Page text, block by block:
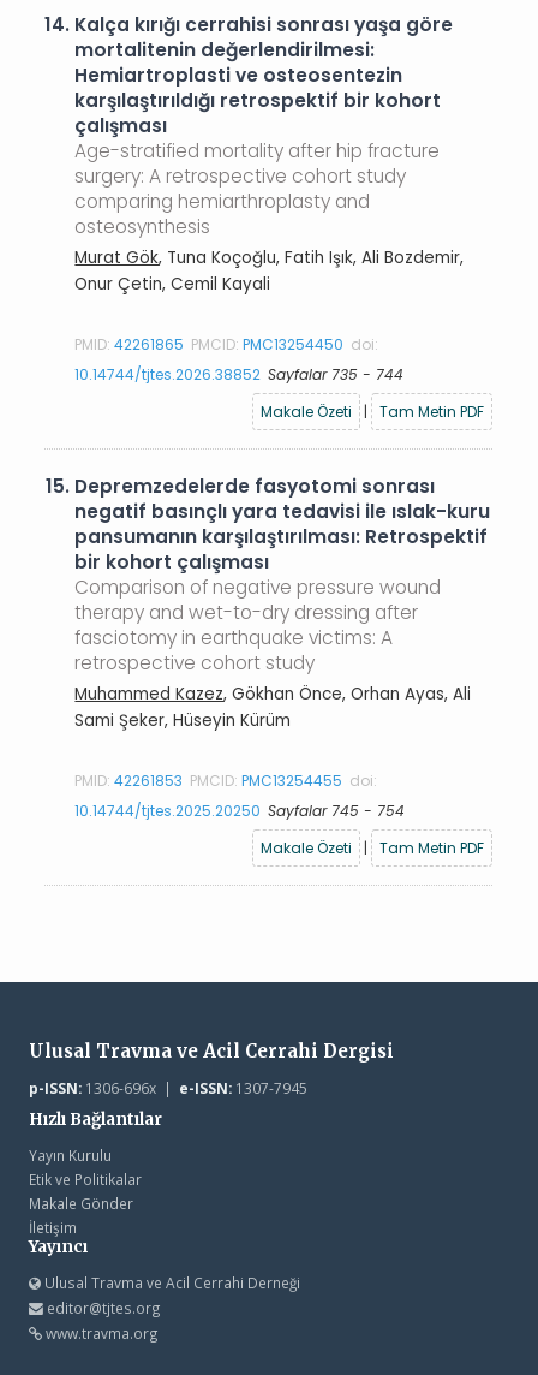
14. Kalça kırığı cerrahisi sonrası yaşa göre
mortalitenin değerlendirilmesi:
Hemiartroplasti ve osteosentezin
karşılaştırıldığı retrospektif bir kohort
çalışması
Age-stratified mortality after hip fracture
surgery: A retrospective cohort study
comparing hemiarthroplasty and
osteosynthesis
Murat Gök, Tuna Koçoğlu, Fatih Işık, Ali Bozdemir,
Onur Çetin, Cemil Kayali
PMID:42261865 PMCID:PMC13254450 doi:
10.14744/tjtes.2026.38852 Sayfalar 735 - 744
Makale Özeti
| Tam Metin PDF
15. Depremzedelerde fasyotomi sonrası
negatif basınçlı yara tedavisi ile ıslak-kuru
pansumanın karşılaştırılması: Retrospektif
bir kohort çalışması
Comparison of negative pressure wound
therapy and wet-to-dry dressing after
fasciotomy in earthquake victims: A
retrospective cohort study
Muhammed Kazez, Gökhan Önce, Orhan Ayas, Ali
Sami Şeker, Hüseyin Kürüm
PMID:42261853 PMCID:PMC13254455 doi:
10.14744/tjtes.2025.20250 Sayfalar 745 - 754
Makale Özeti
| Tam Metin PDF
Ulusal Travma ve Acil Cerrahi Dergisi
p-ISSN:1306-696x | e-ISSN:1307-7945
Hızlı Bağlantılar
Yayın Kurulu
Etik ve Politikalar
Makale Gönder
İletişim
Yayıncı
Ulusal Travma ve Acil Cerrahi Derneği
editor@tjtes.org
www.travma.org